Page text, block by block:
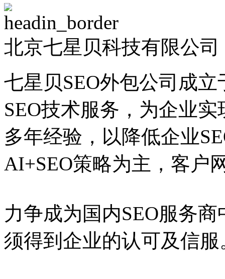
北京七星贝科技有限公
七星贝SEO外包公司成
SEO技术服务，为企业
多年经验，以降低企业
AI+SEO策略为主，客户
力争成为国内SEO服务
须得到企业的认可及信服